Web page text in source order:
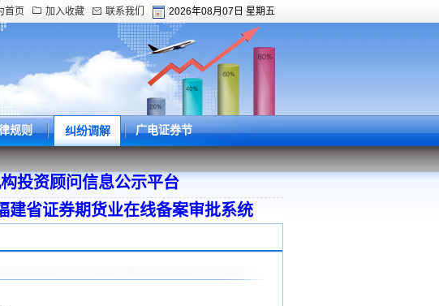
2026年08月07日 星期五
首页 加入收藏 联系我们
规则 纠纷调解 广电证券节
目公示平台
投资顾问信息公示平台
建省证券期货业在线备案审批系统